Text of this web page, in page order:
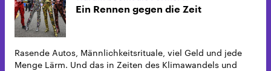
Ein Rennen gegen die Zeit
Rasende Autos, Männlichkeitsrituale, viel Geld und jede
Menge Lärm. Und das in Zeiten des Klimawandels und